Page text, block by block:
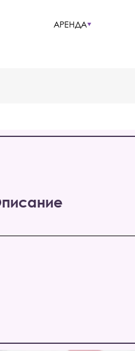
АРЕНДА